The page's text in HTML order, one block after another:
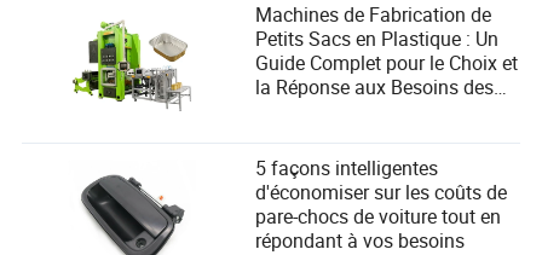
Machines de Fabrication de
Petits Sacs en Plastique : Un
Guide Complet pour le Choix et
la Réponse aux Besoins des
5 façons intelligentes
d'économiser sur les coûts de
pare-chocs de voiture tout en
répondant à vos besoins